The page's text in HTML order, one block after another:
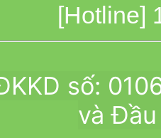
[Hotline]
số:
và